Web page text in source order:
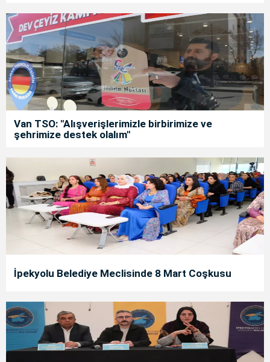
Van TSO: "Alışverişlerimizle birbirimize ve
şehrimize destek olalım"
İpekyolu Belediye Meclisinde 8 Mart Coşkusu